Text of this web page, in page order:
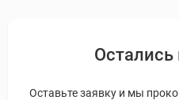
Оставьте заявку и мы